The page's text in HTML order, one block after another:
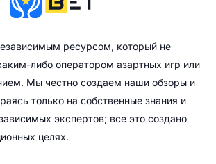
ресурсом, который не
либо оператором азартных игр или
Мы честно создаем наши обзоры и
только на собственные знания и
экспертов; все это создано
целях.